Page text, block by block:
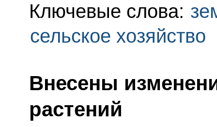
Ключевые слова:
сельское хозяйство
Внесены
растений